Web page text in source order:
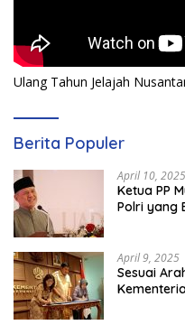
Ulang Tahun Jelajah
Berita Populer
April 10, 2025
Ketua PP
Polri yang
April 9, 2025
Sesuai